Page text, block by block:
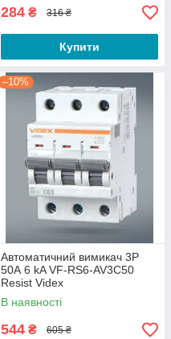
284 ₴ 316 ₴
Купити
–10%
Автоматичний вимикач 3P
50А 6 kA VF-RS6-AV3C50
Resist Videx
В наявності
544 ₴ 605 ₴